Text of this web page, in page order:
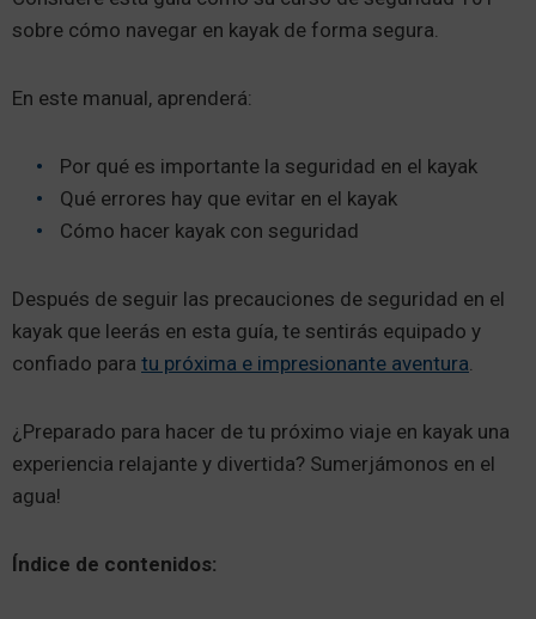
sobre cómo navegar en kayak de forma segura.
En este manual, aprenderá:
Por qué es importante la seguridad en el kayak
Qué errores hay que evitar en el kayak
Cómo hacer kayak con seguridad
Después de seguir las precauciones de seguridad en el
kayak que leerás en esta guía, te sentirás equipado y
confiado para tu próxima e impresionante aventura.
¿Preparado para hacer de tu próximo viaje en kayak una
experiencia relajante y divertida? Sumerjámonos en el
agua!
Índice de contenidos: